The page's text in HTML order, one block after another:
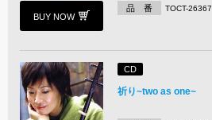
BUY NOW
品 番 TOCT-26367
CD
祈り~two as one~